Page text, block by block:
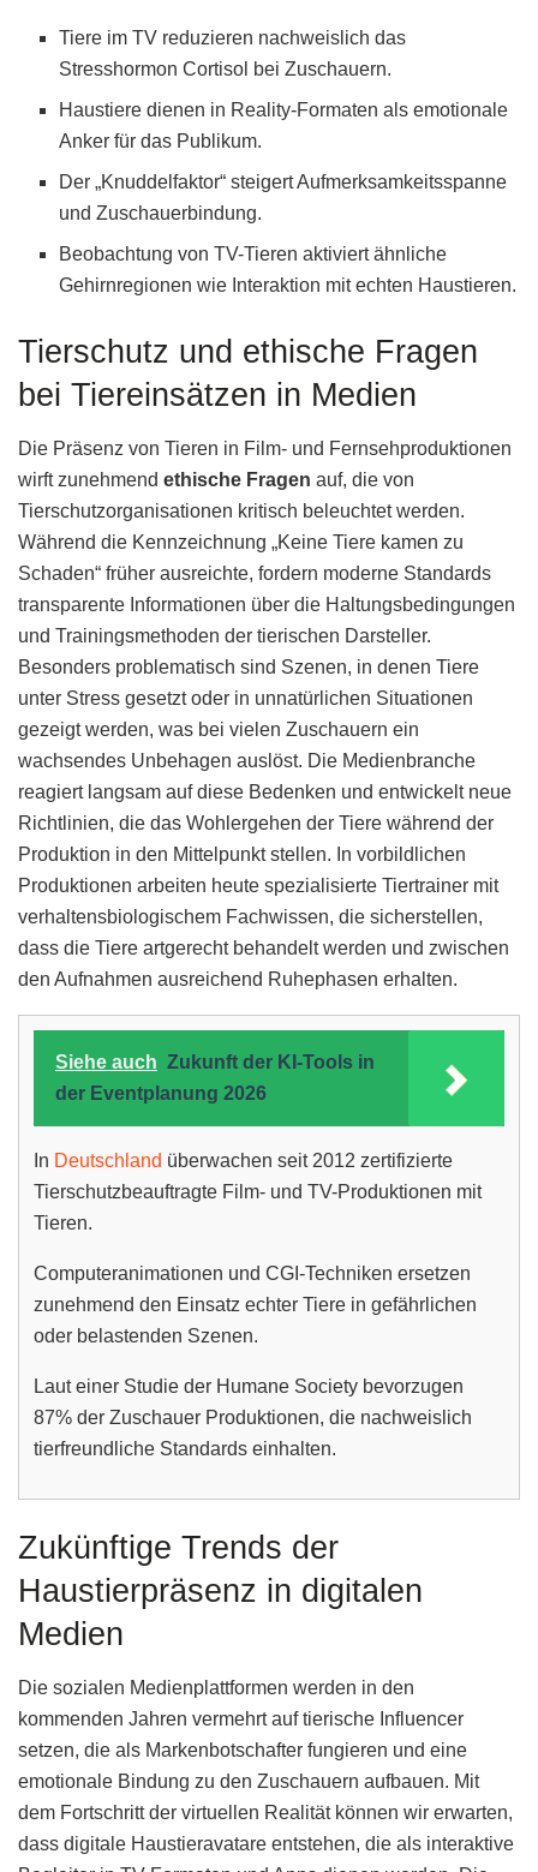
Tiere im TV reduzieren nachweislich das
Stresshormon Cortisol bei Zuschauern.
Haustiere dienen in Reality-Formaten als emotionale
Anker für das Publikum.
Der „Knuddelfaktor“ steigert Aufmerksamkeitsspanne
und Zuschauerbindung.
Beobachtung von TV-Tieren aktiviert ähnliche
Gehirnregionen wie Interaktion mit echten Haustieren.
Tierschutz und ethische Fragen
bei Tiereinsätzen in Medien
Die Präsenz von Tieren in Film- und Fernsehproduktionen
wirft zunehmend ethische Fragen auf, die von
Tierschutzorganisationen kritisch beleuchtet werden.
Während die Kennzeichnung „Keine Tiere kamen zu
Schaden“ früher ausreichte, fordern moderne Standards
transparente Informationen über die Haltungsbedingungen
und Trainingsmethoden der tierischen Darsteller.
Besonders problematisch sind Szenen, in denen Tiere
unter Stress gesetzt oder in unnatürlichen Situationen
gezeigt werden, was bei vielen Zuschauern ein
wachsendes Unbehagen auslöst. Die Medienbranche
reagiert langsam auf diese Bedenken und entwickelt neue
Richtlinien, die das Wohlergehen der Tiere während der
Produktion in den Mittelpunkt stellen. In vorbildlichen
Produktionen arbeiten heute spezialisierte Tiertrainer mit
verhaltensbiologischem Fachwissen, die sicherstellen,
dass die Tiere artgerecht behandelt werden und zwischen
den Aufnahmen ausreichend Ruhephasen erhalten.
Siehe auch Zukunft der KI-Tools in
der Eventplanung 2026
In Deutschland überwachen seit 2012 zertifizierte
Tierschutzbeauftragte Film- und TV-Produktionen mit
Tieren.
Computeranimationen und CGI-Techniken ersetzen
zunehmend den Einsatz echter Tiere in gefährlichen
oder belastenden Szenen.
Laut einer Studie der Humane Society bevorzugen
87% der Zuschauer Produktionen, die nachweislich
tierfreundliche Standards einhalten.
Zukünftige Trends der
Haustierpräsenz in digitalen
Medien
Die sozialen Medienplattformen werden in den
kommenden Jahren vermehrt auf tierische Influencer
setzen, die als Markenbotschafter fungieren und eine
emotionale Bindung zu den Zuschauern aufbauen. Mit
dem Fortschritt der virtuellen Realität können wir erwarten,
dass digitale Haustieravatare entstehen, die als interaktive